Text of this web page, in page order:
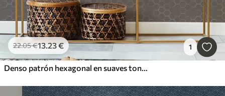
22.05€13.23€ 1
Denso patrón hexagonal en suaves tonos grises